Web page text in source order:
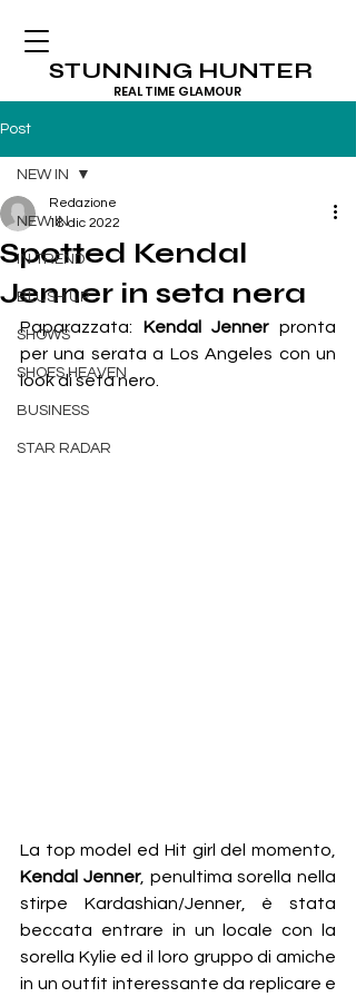
STUNNING HUNTER
REAL TIME GLAMOUR
Post
NEW IN
IN TREND
BLUSH UP
SHOWS
SHOES HEAVEN
BUSINESS
STAR RADAR
NEW IN
Spotted Kendal
Jenner in seta nera
Redazione
18 dic 2022
Paparazzata: Kendal Jenner pronta
per una serata a Los Angeles con un
look di seta nero.
Kendal Jenner, penultima sorella nella
stirpe Kardashian/Jenner, è stata
beccata entrare in un locale con la
sorella Kylie ed il loro gruppo di amiche
in un outfit interessante da replicare e